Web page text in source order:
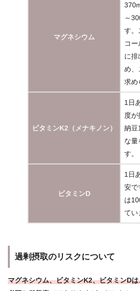
マグネシウム
～
す。
コ
に排
め、
求め
ビタミンK2（メナキノン）
1日
度が
納豆
な量
す。
ビタミンD
1日
安で
は
てい
過剰摂取のリスクについて
マグネシウム、ビタミンK2、ビタミンD